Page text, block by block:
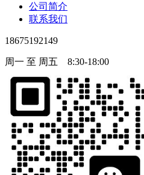
公司简介
联系我们
18675192149
周一 至 周五 8:30-18:00